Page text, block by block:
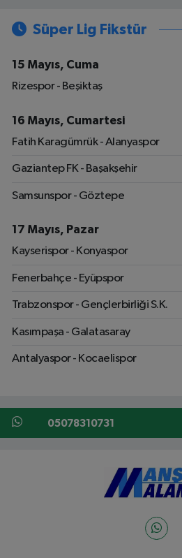
Süper Lig Fikstür
15 Mayıs, Cuma
Rizespor - Beşiktaş
16 Mayıs, Cumartesi
Fatih Karagümrük - Alanyaspor
Gaziantep FK - Başakşehir
Samsunspor - Göztepe
17 Mayıs, Pazar
Kayserispor - Konyaspor
Fenerbahçe - Eyüpspor
Trabzonspor - Gençlerbirliği S.K.
Kasımpaşa - Galatasaray
Antalyaspor - Kocaelispor
05078310731